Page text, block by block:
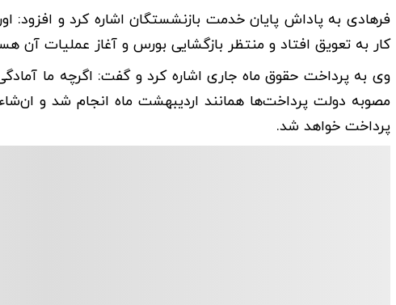
فرهادی به پاداش پایان خدمت بازنشستگان اشاره کرد و
کار به تعویق افتاد و منتظر بازگشایی بورس و آغاز عملیات آن
وی به پرداخت حقوق ماه جاری اشاره کرد و گفت: اگرچه ما
مصوبه دولت پرداخت‌ها همانند اردیبهشت ماه انجام شد و
پرداخت خواهد شد.